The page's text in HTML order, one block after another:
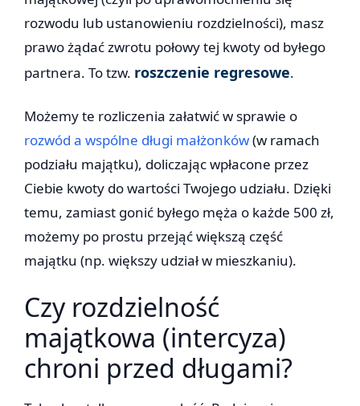
rozwodu lub ustanowieniu rozdzielności), masz
prawo żądać zwrotu połowy tej kwoty od byłego
partnera. To tzw. roszczenie regresowe.
Możemy te rozliczenia załatwić w sprawie o
rozwód a wspólne długi małżonków(w ramach
podziału majątku), doliczając wpłacone przez
Ciebie kwoty do wartości Twojego udziału. Dzięki
temu, zamiast gonić byłego męża o każde 500 zł,
możemy po prostu przejąć większą część
majątku (np. większy udział w mieszkaniu).
Czy rozdzielność
majątkowa (intercyza)
chroni przed długami?